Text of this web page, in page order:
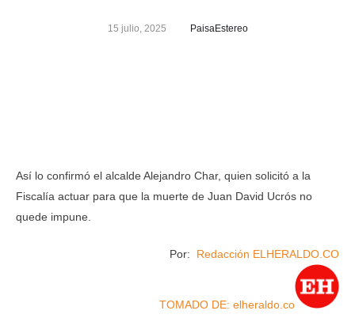
15 julio, 2025 PaisaEstereo
Así lo confirmó el alcalde Alejandro Char, quien solicitó a la
Fiscalía actuar para que la muerte de Juan David Ucrós no
quede impune.
Por: Redacción ELHERALDO.CO
TOMADO DE: elheraldo.co